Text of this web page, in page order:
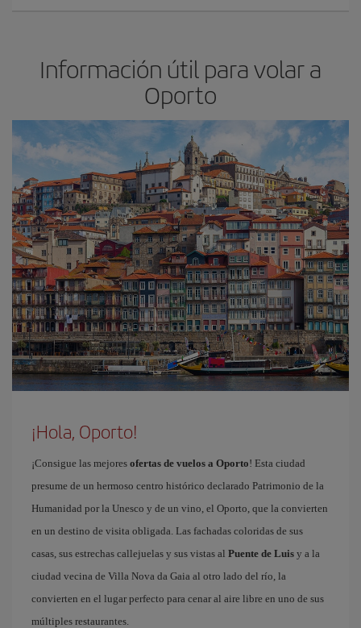
Información útil para volar a
Oporto
¡Hola, Oporto!
¡Consigue las mejores ofertas de vuelos a Oporto! Esta ciudad
presume de un hermoso centro histórico declarado Patrimonio de la
Humanidad por la Unesco y de un vino, el Oporto, que la convierten
en un destino de visita obligada. Las fachadas coloridas de sus
casas, sus estrechas callejuelas y sus vistas al Puente de Luis y a la
ciudad vecina de Villa Nova da Gaia al otro lado del río, la
convierten en el lugar perfecto para cenar al aire libre en uno de sus
múltiples restaurantes.